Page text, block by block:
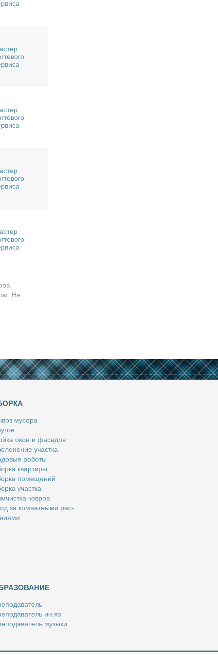
Не
му­со­ра
окон и фа­са­дов
участ­ка
ра­бо­ты
квар­ти­ры
по­ме­ще­ний
участ­ка
ков­ров
за ком­нат­ны­ми рас­
ин.яз
му­зы­ки